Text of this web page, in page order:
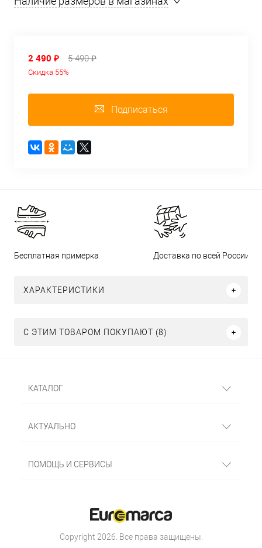
2 490 ₽ 5 490 ₽
Скидка 55%
Подписаться
Бесплатная примерка Доставка по всей России
ХАРАКТЕРИСТИКИ
С ЭТИМ ТОВАРОМ ПОКУПАЮТ (8)
КАТАЛОГ
АКТУАЛЬНО
ПОМОЩЬ И СЕРВИСЫ
Copyright 2026. Все права защищены.